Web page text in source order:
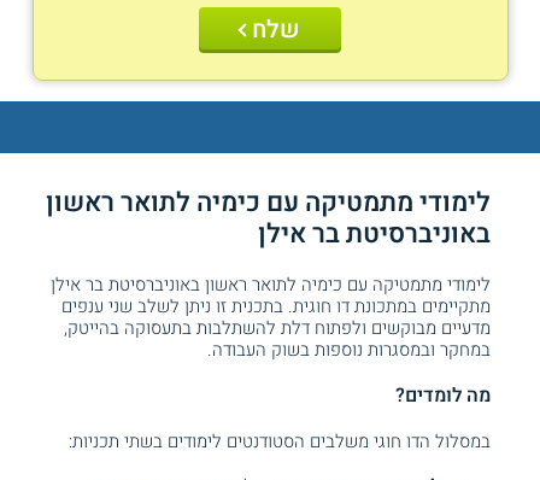
שלח
לימודי מתמטיקה עם כימיה לתואר ראשון
באוניברסיטת בר אילן
לימודי מתמטיקה עם כימיה לתואר ראשון באוניברסיטת בר אילן
מתקיימים במתכונת דו חוגית. בתכנית זו ניתן לשלב שני ענפים
מדעיים מבוקשים ולפתוח דלת להשתלבות בתעסוקה בהייטק,
במחקר ובמסגרות נוספות בשוק העבודה.
מה לומדים?
במסלול הדו חוגי משלבים הסטודנטים לימודים בשתי תכניות: